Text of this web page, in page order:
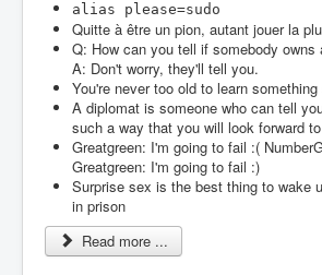
alias please=sudo
Quitte à être un pion, autant jouer la
Q: How can you tell if somebody owns
A: Don't worry, they'll tell you.
You're never too old to learn
A diplomat is someone who can tell
such a way that you will look forward
Greatgreen: I'm going to fail :(
Greatgreen: I'm going to fail :)
Surprise sex is the best thing to wake
in prison
Read more ...